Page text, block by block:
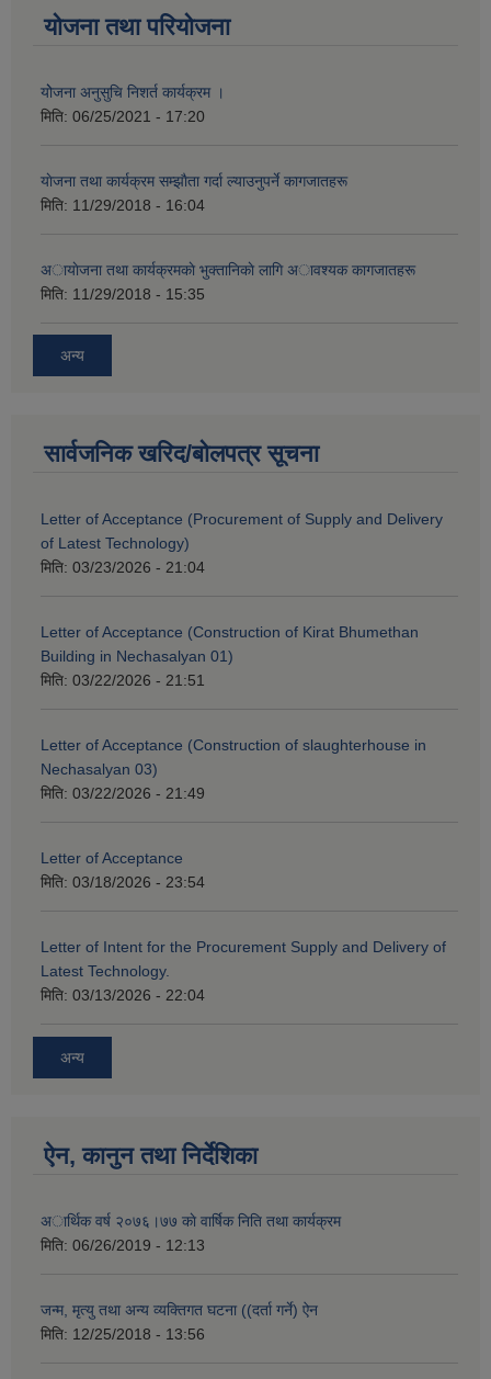
योजना तथा परियोजना
योेजना अनुसुचि निशर्त कार्यक्रम ।
मिति: 06/25/2021 - 17:20
याेजना तथा कार्यक्रम सम्झाैता गर्दा ल्याउनुपर्ने कागजातहरू
मिति: 11/29/2018 - 16:04
अायाेजना तथा कार्यक्रमकाे भुक्तानिकाे लागि अावश्यक कागजातहरू
मिति: 11/29/2018 - 15:35
अन्य
सार्वजनिक खरिद/बोलपत्र सूचना
Letter of Acceptance (Procurement of Supply and Delivery
of Latest Technology)
मिति: 03/23/2026 - 21:04
Letter of Acceptance (Construction of Kirat Bhumethan
Building in Nechasalyan 01)
मिति: 03/22/2026 - 21:51
Letter of Acceptance (Construction of slaughterhouse in
Nechasalyan 03)
मिति: 03/22/2026 - 21:49
Letter of Acceptance
मिति: 03/18/2026 - 23:54
Letter of Intent for the Procurement Supply and Delivery of
Latest Technology.
मिति: 03/13/2026 - 22:04
अन्य
ऐन, कानुन तथा निर्देशिका
अार्थिक वर्ष २०७६।७७ काे वार्षिक निति तथा कार्यक्रम
मिति: 06/26/2019 - 12:13
जन्म, मृत्यु तथा अन्य व्यक्तिगत घटना ((दर्ता गर्ने) ऐन
मिति: 12/25/2018 - 13:56